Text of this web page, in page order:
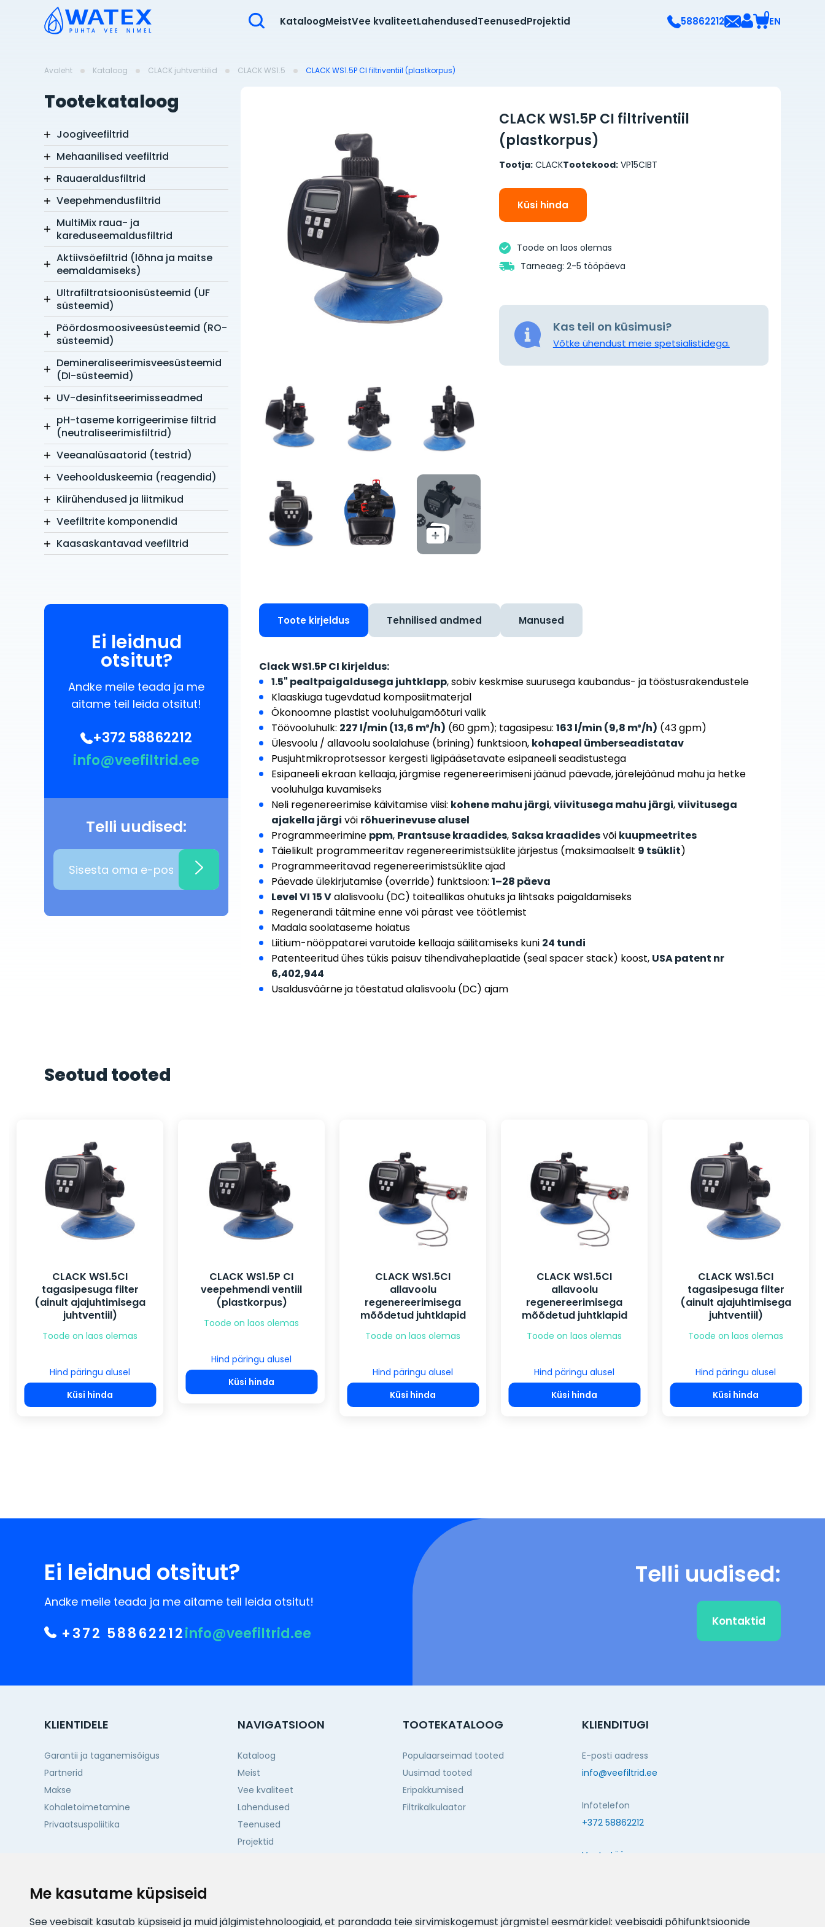
Me kasutame küpsiseid
See veebisait kasutab küpsiseid ja muid jälgimistehnoloogiaid, et parandada teie sirvimiskogemust järgmistel eesmärkidel: veebisaidi põhifunktsioonide
KataloogMeistVee kvaliteetLahendusedTeenusedProjektid 58862212 0EN
Avaleht Kataloog CLACK juhtventiilid CLACK WS1.5 CLACK WS1.5P CI filtriventiil (plastkorpus)
Tootekataloog
Joogiveefiltrid
Mehaanilised veefiltrid
Rauaeraldusfiltrid
Veepehmendusfiltrid
MultiMix raua- ja
kareduseemaldusfiltrid
Aktiivsöefiltrid (lõhna ja maitse
eemaldamiseks)
Ultrafiltratsioonisüsteemid (UF
süsteemid)
Pöördosmoosiveesüsteemid (RO-
süsteemid)
Demineraliseerimisveesüsteemid
(DI-süsteemid)
UV-desinfitseerimisseadmed
pH-taseme korrigeerimise filtrid
(neutraliseerimisfiltrid)
Veeanalüsaatorid (testrid)
Veehoolduskeemia (reagendid)
Kiirühendused ja liitmikud
Veefiltrite komponendid
Kaasaskantavad veefiltrid
Ei leidnud
otsitut?
Andke meile teada ja me
aitame teil leida otsitut!
+372 58862212
info@veefiltrid.ee
Telli uudised:
CLACK WS1.5P CI filtriventiil
(plastkorpus)
Tootja: CLACKTootekood:VP15CIBT
Küsi hinda
Toode on laos olemas
Tarneaeg: 2-5 tööpäeva
Kas teil on küsimusi?
Võtke ühendust meie spetsialistidega.
Toote kirjeldus Tehnilised andmed Manused
Clack WS1.5P CI kirjeldus:
1.5" pealtpaigaldusega juhtklapp, sobiv keskmise suurusega kaubandus- ja tööstusrakendustele
Klaaskiuga tugevdatud komposiitmaterjal
Ökonoomne plastist vooluhulgamõõturi valik
Töövooluhulk: 227 l/min (13,6 m³/h) (60 gpm); tagasipesu: 163 l/min (9,8 m³/h) (43 gpm)
Ülesvoolu / allavoolu soolalahuse (brining) funktsioon, kohapeal ümberseadistatav
Pusjuhtmikroprotsessor kergesti ligipääsetavate esipaneeli seadistustega
Esipaneeli ekraan kellaaja, järgmise regenereerimiseni jäänud päevade, järelejäänud mahu ja hetke
vooluhulga kuvamiseks
Neli regenereerimise käivitamise viisi: kohene mahu järgi,viivitusega mahu järgi,viivitusega
ajakella järgi või rõhuerinevuse alusel
Programmeerimine ppm, Prantsuse kraadides, Saksa kraadidesvõi kuupmeetrites
Täielikult programmeeritav regenereerimistsüklite järjestus (maksimaalselt 9 tsüklit)
Programmeeritavad regenereerimistsüklite ajad
Päevade ülekirjutamise (override) funktsioon: 1–28 päeva
Level VI 15 Valalisvoolu (DC) toiteallikas ohutuks ja lihtsaks paigaldamiseks
Regenerandi täitmine enne või pärast vee töötlemist
Madala soolataseme hoiatus
Liitium-nööppatarei varutoide kellaaja säilitamiseks kuni 24 tundi
Patenteeritud ühes tükis paisuv tihendivaheplaatide (seal spacer stack) koost, USA patent nr
6,402,944
Usaldusväärne ja tõestatud alalisvoolu (DC) ajam
Seotud tooted
CLACK WS1.5CI
tagasipesuga filter
(ainult ajajuhtimisega
juhtventiil)
Toode on laos olemas
Hind päringu alusel
Küsi hinda
CLACK WS1.5P CI
veepehmendi ventiil
(plastkorpus)
Toode on laos olemas
Hind päringu alusel
Küsi hinda
CLACK WS1.5CI
allavoolu
regenereerimisega
mõõdetud juhtklapid
Toode on laos olemas
Hind päringu alusel
Küsi hinda
CLACK WS1.5CI
allavoolu
regenereerimisega
mõõdetud juhtklapid
Toode on laos olemas
Hind päringu alusel
Küsi hinda
CLACK WS1.5CI
tagasipesuga filter
(ainult ajajuhtimisega
juhtventiil)
Toode on laos olemas
Hind päringu alusel
Küsi hinda
Ei leidnud otsitut?
Andke meile teada ja me aitame teil leida otsitut!
+372 58862212info@veefiltrid.ee
Telli uudised:
Kontaktid
KLIENTIDELE
Garantii ja taganemisõigus
Partnerid
Makse
Kohaletoimetamine
Privaatsuspoliitika
NAVIGATSIOON
Kataloog
Meist
Vee kvaliteet
Lahendused
Teenused
Projektid
TOOTEKATALOOG
Populaarseimad tooted
Uusimad tooted
Eripakkumised
Filtrikalkulaator
KLIENDITUGI
E-posti aadress
info@veefiltrid.ee
Infotelefon
+372 58862212
Vaata tööaegu
JÄLGI MEID: